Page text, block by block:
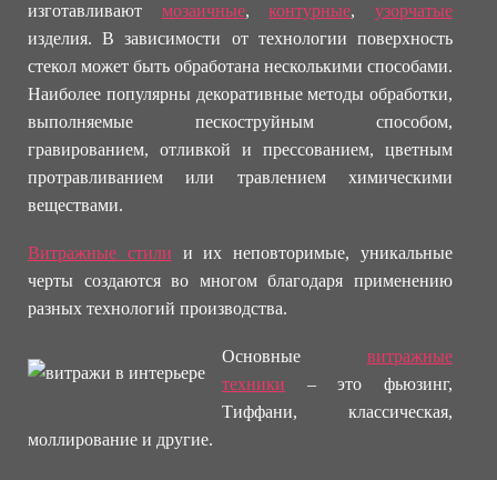
изготавливают мозаичные,контурные,узорчатые
изделия. В зависимости от технологии поверхность
стекол может быть обработана несколькими способами.
Наиболее популярны декоративные методы обработки,
выполняемые пескоструйным способом,
гравированием, отливкой и прессованием, цветным
протравливанием или травлением химическими
веществами.
Витражные стили и их неповторимые, уникальные
черты создаются во многом благодаря применению
разных технологий производства.
Основные витражные
техники – это фьюзинг,
Тиффани, классическая,
моллирование и другие.